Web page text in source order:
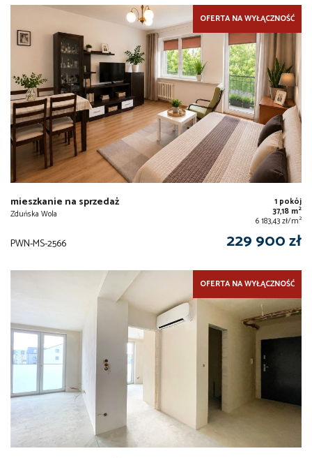
OFERTA NA WYŁĄCZNOŚĆ
mieszkanie na sprzedaż
Zduńska Wola
1 pokój
37,18 m2
6 183,43 zł/m2
PWN-MS-2566 229 900 zł
OFERTA NA WYŁĄCZNOŚĆ